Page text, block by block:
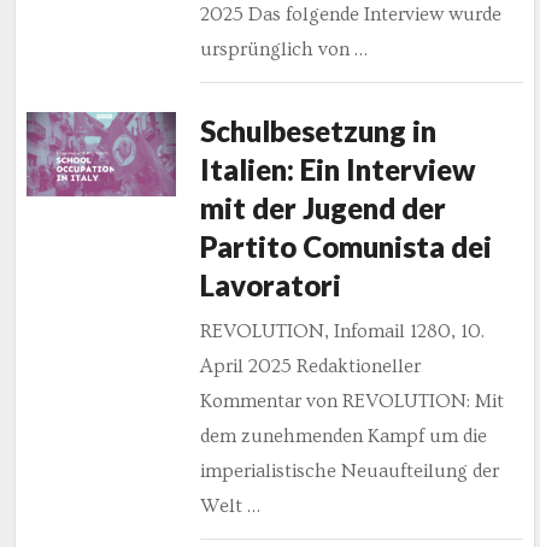
2025 Das folgende Interview wurde
ursprünglich von …
Schulbesetzung in
Italien: Ein Interview
mit der Jugend der
Partito Comunista dei
Lavoratori
REVOLUTION, Infomail 1280, 10.
April 2025 Redaktioneller
Kommentar von REVOLUTION: Mit
dem zunehmenden Kampf um die
imperialistische Neuaufteilung der
Welt …